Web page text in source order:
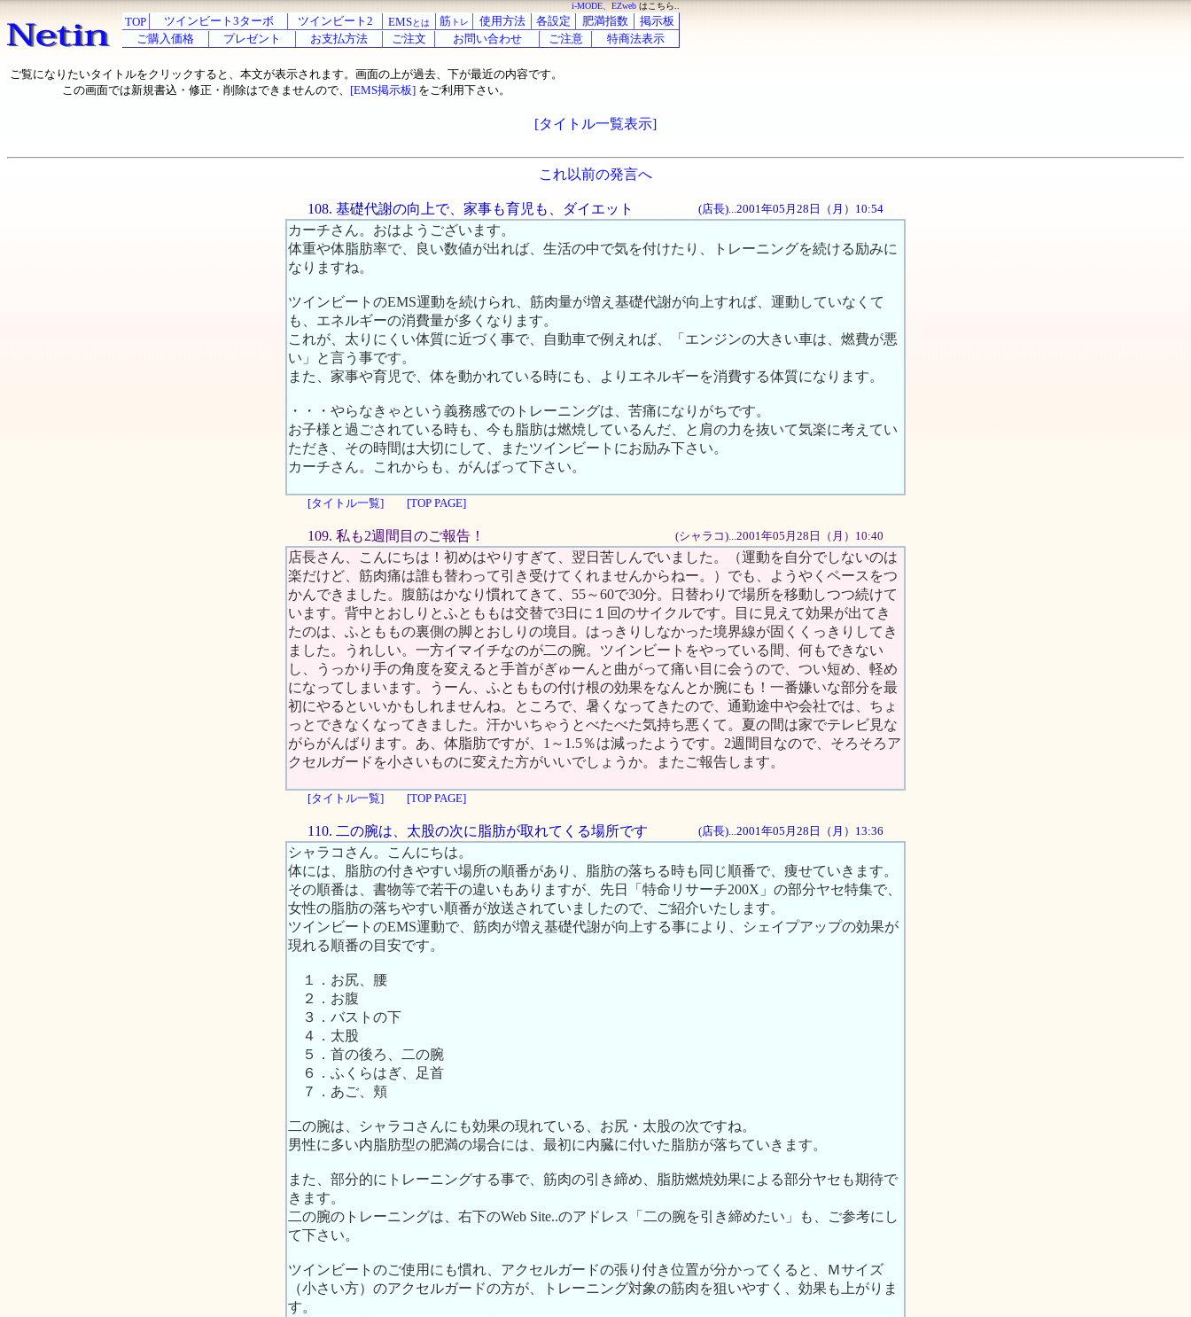
i-MODE、EZweb はこちら..
TOP ツインビート3ターボ ツインビート2 EMSとは 筋 トレ 使用方法 各設定 肥満指数
掲示板
ご購入価格
プレゼント お支払方法 ご注文 お問い合わせ ご注意 特商法表示
ご覧になりたいタイトルをクリックすると、本文が表示されます。画面の上が過去、下が最近の内容です。
この画面では新規書込・修正・削除はできませんので、 [EMS掲示板] をご利用下さい。
[タイトル一覧表示]
これ以前の発言へ
108. 基礎代謝の向上で、家事も育児も、ダイエット (店長)...2001年05月28日（月）10:54
カーチさん。おはようございます。
体重や体脂肪率で、良い数値が出れば、生活の中で気を付けたり、トレーニングを続ける励みに
なりますね。
ツインビートのEMS運動を続けられ、筋肉量が増え基礎代謝が向上すれば、運動していなくて
も、エネルギーの消費量が多くなります。
これが、太りにくい体質に近づく事で、自動車で例えれば、「エンジンの大きい車は、燃費が悪
い」と言う事です。
また、家事や育児で、体を動かれている時にも、よりエネルギーを消費する体質になります。
・・・やらなきゃという義務感でのトレーニングは、苦痛になりがちです。
お子様と過ごされている時も、今も脂肪は燃焼しているんだ、と肩の力を抜いて気楽に考えてい
ただき、その時間は大切にして、またツインビートにお励み下さい。
カーチさん。これからも、がんばって下さい。
[タイトル一覧] [TOP PAGE]
109. 私も2週間目のご報告！ (シャラコ)...2001年05月28日（月）10:40
店長さん、こんにちは！初めはやりすぎて、翌日苦しんでいました。（運動を自分でしないのは
楽だけど、筋肉痛は誰も替わって引き受けてくれませんからねー。）でも、ようやくペースをつ
かんできました。腹筋はかなり慣れてきて、55～60で30分。日替わりで場所を移動しつつ続けて
います。背中とおしりとふとももは交替で3日に１回のサイクルです。目に見えて効果が出てき
たのは、ふとももの裏側の脚とおしりの境目。はっきりしなかった境界線が固くくっきりしてき
ました。うれしい。一方イマイチなのが二の腕。ツインビートをやっている間、何もできない
し、うっかり手の角度を変えると手首がぎゅーんと曲がって痛い目に会うので、つい短め、軽め
になってしまいます。うーん、ふとももの付け根の効果をなんとか腕にも！一番嫌いな部分を最
初にやるといいかもしれませんね。ところで、暑くなってきたので、通勤途中や会社では、ちょ
っとできなくなってきました。汗かいちゃうとべたべた気持ち悪くて。夏の間は家でテレビ見な
がらがんばります。あ、体脂肪ですが、1～1.5％は減ったようです。2週間目なので、そろそろア
クセルガードを小さいものに変えた方がいいでしょうか。またご報告します。
[タイトル一覧] [TOP PAGE]
110. 二の腕は、太股の次に脂肪が取れてくる場所です (店長)...2001年05月28日（月）13:36
シャラコさん。こんにちは。
体には、脂肪の付きやすい場所の順番があり、脂肪の落ちる時も同じ順番で、痩せていきます。
その順番は、書物等で若干の違いもありますが、先日「特命リサーチ200X」の部分ヤセ特集で、
女性の脂肪の落ちやすい順番が放送されていましたので、ご紹介いたします。
ツインビートのEMS運動で、筋肉が増え基礎代謝が向上する事により、シェイプアップの効果が
現れる順番の目安です。
１．お尻、腰
２．お腹
３．バストの下
４．太股
５．首の後ろ、二の腕
６．ふくらはぎ、足首
７．あご、頬
二の腕は、シャラコさんにも効果の現れている、お尻・太股の次ですね。
男性に多い内脂肪型の肥満の場合には、最初に内臓に付いた脂肪が落ちていきます。
また、部分的にトレーニングする事で、筋肉の引き締め、脂肪燃焼効果による部分ヤセも期待で
きます。
二の腕のトレーニングは、右下のWeb Site..のアドレス「二の腕を引き締めたい」も、ご参考にし
て下さい。
ツインビートのご使用にも慣れ、アクセルガードの張り付き位置が分かってくると、Ｍサイズ
（小さい方）のアクセルガードの方が、トレーニング対象の筋肉を狙いやすく、効果も上がりま
す。